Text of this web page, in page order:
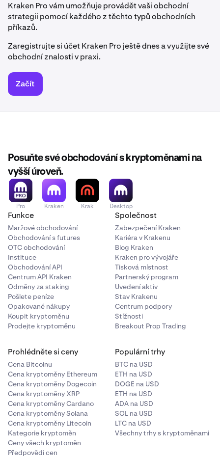
Kraken Pro vám umožňuje provádět vaši obchodní
strategii pomocí každého z těchto typů obchodních
příkazů.
Zaregistrujte si účet Kraken Pro ještě dnes a využijte své
obchodní znalosti v praxi.
Začít
Posuňte své obchodování s kryptoměnami na
vyšší úroveň.
Pro Kraken Krak Desktop
Funkce
Maržové obchodování
Obchodování s futures
OTC obchodování
Instituce
Obchodování API
Centrum API Kraken
Odměny za staking
Pošlete peníze
Opakované nákupy
Koupit kryptoměnu
Prodejte kryptoměnu
Společnost
Zabezpečení Kraken
Kariéra v Krakenu
Blog Kraken
Kraken pro vývojáře
Tisková místnost
Partnerský program
Uvedení aktiv
Stav Krakenu
Centrum podpory
Stížnosti
Breakout Prop Trading
Prohlédněte si ceny
Cena Bitcoinu
Cena kryptoměny Ethereum
Cena kryptoměny Dogecoin
Cena kryptoměny XRP
Cena kryptoměny Cardano
Cena kryptoměny Solana
Cena kryptoměny Litecoin
Kategorie kryptoměn
Ceny všech kryptoměn
Předpovědi cen
Populární trhy
BTC na USD
ETH na USD
DOGE na USD
ETH na USD
ADA na USD
SOL na USD
LTC na USD
Všechny trhy s kryptoměnami